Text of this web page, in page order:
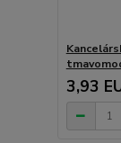
3,93